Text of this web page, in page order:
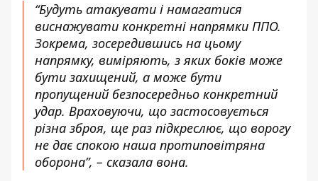
“Будуть атакувати і намагатися
виснажувати конкретні напрямки ППО.
Зокрема, зосередившись на цьому
напрямку, виміряють, з яких боків може
бути захищений, а може бути
пропущений безпосередньо конкретний
удар. Враховуючи, що застосовується
різна зброя, ще раз підкреслює, що ворогу
не дає спокою наша протиповітряна
оборона”, – сказала вона.